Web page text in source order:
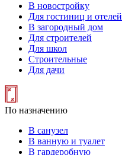
В новостройку
Для гостиниц и отелей
В загородный дом
Для строителей
Для школ
Строительные
Для дачи
По назначению
В санузел
В ванную и туалет
В гардеробную